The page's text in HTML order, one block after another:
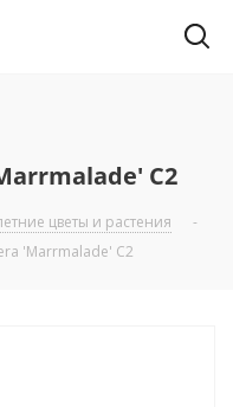
C2
цветы и растения
-
'Marrmalade' C2